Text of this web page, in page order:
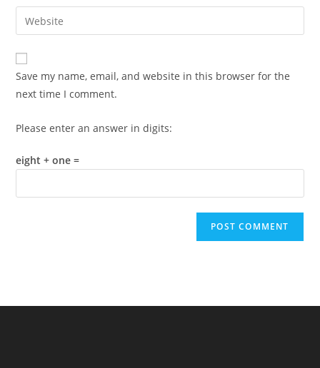
comment
email
address
comment
Enter
your
website
URL
(optional)
Save my name, email, and website in this browser for the
next time I comment.
Please enter an answer in digits:
eight + one =